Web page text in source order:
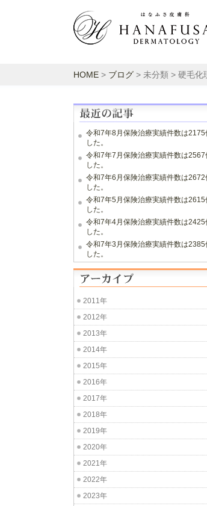
HOME > ブログ > 未分類 > 硬毛化
令和7年8月保険治療実績件数は2175
した。
令和7年7月保険治療実績件数は2567
した。
令和7年6月保険治療実績件数は2672
した。
令和7年5月保険治療実績件数は2615
した。
令和7年4月保険治療実績件数は2425
した。
令和7年3月保険治療実績件数は2385
した。
2011年
2012年
2013年
2014年
2015年
2016年
2017年
2018年
2019年
2020年
2021年
2022年
2023年